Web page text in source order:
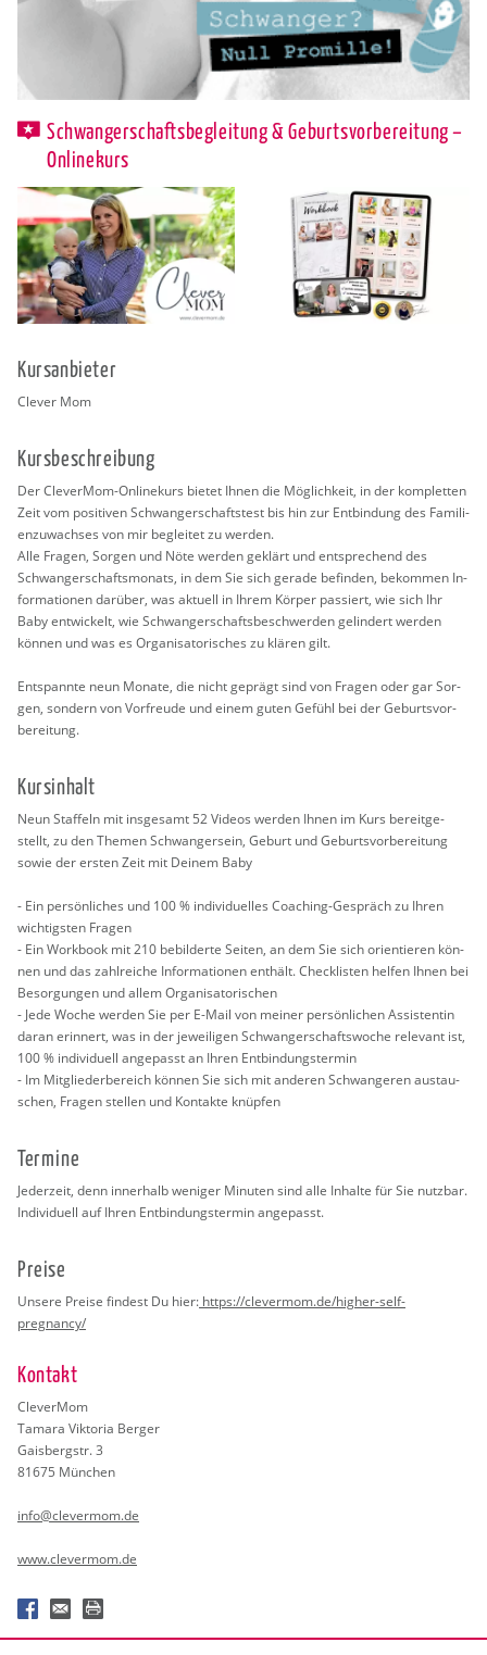
Schwangerschaftsbegleitung & Geburtsvorbereitung –
Onlinekurs
Kurs­an­bie­ter
Cle­ver Mom
Kurs­be­schrei­bung
Der Cle­ver­Mom-On­line­kurs bie­tet Ihnen die Mög­lich­keit, in der kom­plet­ten
Zeit vom po­si­ti­ven Schwan­ger­schafts­test bis hin zur Ent­bin­dung des Fa­mi­li­
en­zu­wach­ses von mir be­glei­tet zu wer­den.
Alle Fra­gen, Sor­gen und Nöte wer­den ge­klärt und ent­spre­chend des
Schwan­ger­schafts­mo­nats, in dem Sie sich ge­ra­de be­fin­den, be­kom­men In­
for­ma­tio­nen dar­über, was ak­tu­ell in Ihrem Kör­per pas­siert, wie sich Ihr
Baby ent­wi­ckelt, wie Schwan­ger­schafts­be­schwer­den ge­lin­dert wer­den
kön­nen und was es Or­ga­ni­sa­to­ri­sches zu klä­ren gilt.
Ent­spann­te neun Mo­na­te, die nicht ge­prägt sind von Fra­gen oder gar Sor­
gen, son­dern von Vor­freu­de und einem guten Ge­fühl bei der Ge­burts­vor­
be­rei­tung.
Kurs­in­halt
Neun Staf­feln mit ins­ge­samt 52 Vi­de­os wer­den Ihnen im Kurs be­reit­ge­
stellt, zu den The­men Schwan­ger­sein, Ge­burt und Ge­burts­vor­be­rei­tung
sowie der ers­ten Zeit mit Dei­nem Baby
- Ein per­sön­li­ches und 100 % in­di­vi­du­el­les Coa­ching-Ge­spräch zu Ihren
wich­tigs­ten Fra­gen
- Ein Work­book mit 210 be­bil­der­te Sei­ten, an dem Sie sich ori­en­tie­ren kön­
nen und das zahl­rei­che In­for­ma­tio­nen ent­hält. Check­lis­ten hel­fen Ihnen bei
Be­sor­gun­gen und allem Or­ga­ni­sa­to­ri­schen
- Jede Woche wer­den Sie per E-Mail von mei­ner per­sön­li­chen As­sis­ten­tin
daran er­in­nert, was in der je­wei­li­gen Schwan­ger­schafts­wo­che re­le­vant ist,
100 % in­di­vi­du­ell an­ge­passt an Ihren Ent­bin­dungs­ter­min
- Im Mit­glie­der­be­reich kön­nen Sie sich mit an­de­ren Schwan­ge­ren aus­tau­
schen, Fra­gen stel­len und Kon­tak­te knüp­fen
Ter­mi­ne
Je­der­zeit, denn in­ner­halb we­ni­ger Mi­nu­ten sind alle In­hal­te für Sie nutz­bar.
In­di­vi­du­ell auf Ihren Ent­bin­dungs­ter­min an­ge­passt.
Prei­se
Un­se­re Prei­se fin­dest Du hier: https://​clevermom.​de/​higher-​self-​
pregnancy/
Kon­takt
Cle­ver­Mom
Ta­ma­ra Vik­to­ria Ber­ger
Gais­berg­str. 3
81675 Mün­chen
info@​clevermom.​de
www.​clevermom.​de